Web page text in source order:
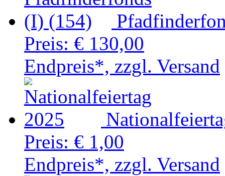
Preis: € 130,00
Endpreis*, zzgl. Versand
Preis: € 1,00
Endpreis*, zzgl. Versand